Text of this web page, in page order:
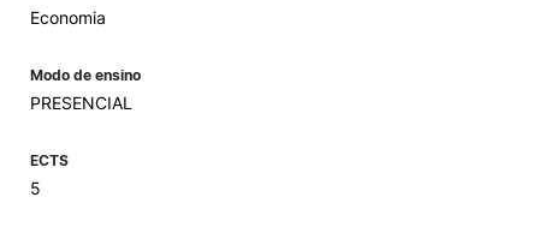
Economia
Modo de ensino
PRESENCIAL
ECTS
5